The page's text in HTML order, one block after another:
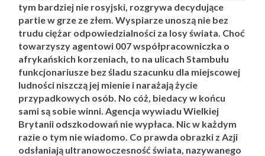
tym bardziej nie rosyjski, rozgrywa decydujące
partie w grze ze złem. Wyspiarze unoszą nie bez
trudu ciężar odpowiedzialności za losy świata. Choć
towarzyszy agentowi 007 współpracowniczka o
afrykańskich korzeniach, to na ulicach Stambułu
funkcjonariusze bez śladu szacunku dla miejscowej
ludności niszczą jej mienie i narażają życie
przypadkowych osób. No cóż, biedacy w końcu
sami są sobie winni. Agencja wywiadu Wielkiej
Brytanii odszkodowań nie wypłaca. Nic w każdym
razie o tym nie wiadomo. Co prawda obrazki z Azji
odsłaniają ultranowoczesność świata, nazywanego